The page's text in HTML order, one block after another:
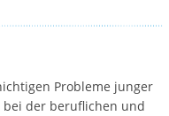
Probleme junger
der beruflichen und